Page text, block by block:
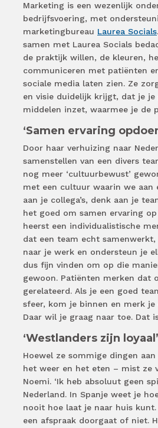
Marketing is een wezenlijk
bedrijfsvoering, met
marketingbureau Laurea Socials
samen met Laurea Socials
de praktijk willen, de kleuren,
communiceren met patiënten
sociale media laten zien. Ze
en visie duidelijk krijgt, dat je
middelen inzet, waarmee je de
‘Samen ervaring
Door haar verhuizing naar
samenstellen van een divers
nog meer ‘cultuurbewust’
met een cultuur waarin we aan
aan je collega’s, denk aan je
het goed om samen ervaring
heerst een individualistische
dat een team echt
naar je werk en ondersteun je
dus fijn vinden om op die
gewoon. Patiënten merken dat
gerelateerd. Als je een goed
sfeer, kom je binnen en merk
Daar wil je graag naar toe. Dat
‘Westlanders zijn loyaal’
Hoewel ze sommige dingen
het weer en het eten – mist ze
Noemi. ‘Ik heb absoluut geen
Nederland. In Spanje weet je
nooit hoe laat je naar huis
een afspraak doorgaat of niet.